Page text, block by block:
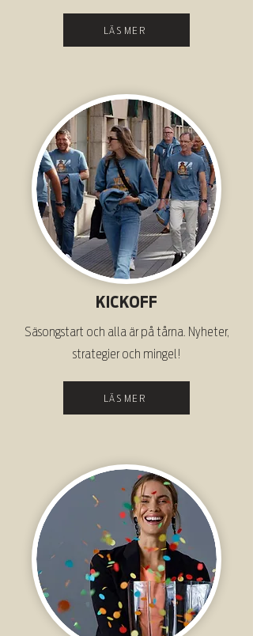
LÄS MER
KICKOFF
Säsongstart och alla är på tårna. Nyheter,
strategier och mingel!
LÄS MER